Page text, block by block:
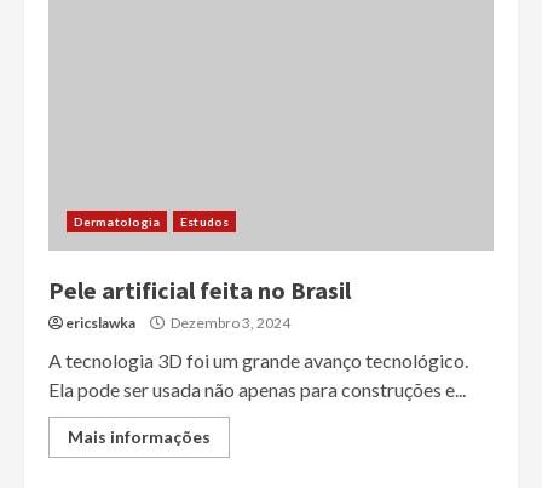
Dermatologia Estudos
Pele artificial feita no Brasil
ericslawka Dezembro 3, 2024
A tecnologia 3D foi um grande avanço tecnológico.
Ela pode ser usada não apenas para construções e...
Mais informações